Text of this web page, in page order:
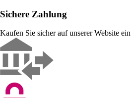
Sichere Zahlung
Kaufen Sie sicher auf unserer Website ein